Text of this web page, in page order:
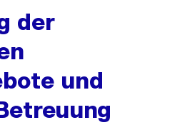
der
und